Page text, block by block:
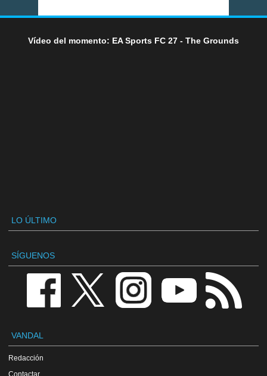
Vídeo del momento: EA Sports FC 27 - The Grounds
LO ÚLTIMO
SÍGUENOS
VANDAL
Redacción
Contactar